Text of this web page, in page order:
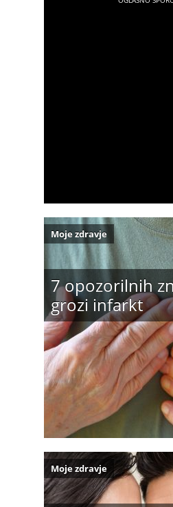
7 opozorilnih
grozi infarkt
Moje zdravje
Moje zdravje